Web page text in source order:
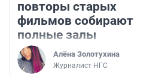
повторы старых
фильмов собирают
полные залы
Алёна Золотухина
Журналист НГС